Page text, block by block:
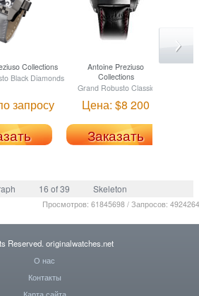
Collections
Black Diamonds
запросу
Antoine Preziuso
Collections
Grand Robusto Classic
Цена: $8 200
Заказать
16 of 39 Skeleton
Просмотров: 61845698 / Запросов:
Reserved. originalwatches.net
О нас
Контакты
Карта сайта